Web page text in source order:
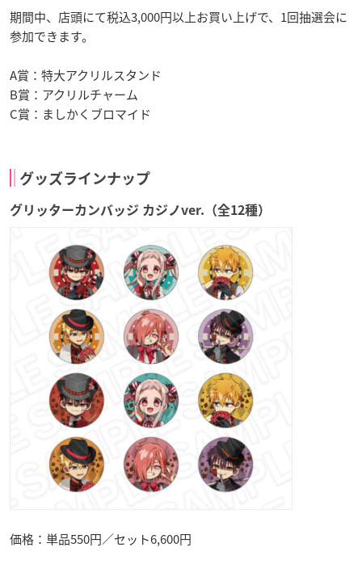
期間中、店頭にて税込3,000円以上お買い上げで、1回抽選会に
参加できます。
A賞：特大アクリルスタンド
B賞：アクリルチャーム
C賞：ましかくブロマイド
グッズラインナップ
グリッターカンバッジ カジノver.（全12種）
価格：単品550円／セット6,600円